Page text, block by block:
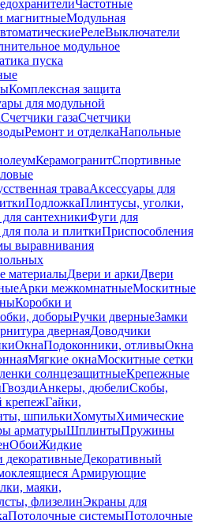
Частотные
магнитныеМодульная
РелеВыключатели
модульное
пуска
Комплексная защита
для модульной
Счетчики газаСчетчики
Ремонт и отделкаНапольные
КерамогранитСпортивные
траваАксессуары для
ПодложкаПлинтусы, уголки,
сантехникиФуги для
пола и плиткиПриспособления
выравнивания
материалыДвери и аркиДвери
Арки межкомнатныеМоскитные
Коробки и
доборыРучки дверныеЗамки
двернаяДоводчики
ОкнаПодоконники, отливыОкна
Мягкие окнаМоскитные сетки
солнцезащитныеКрепежные
ГвоздиАнкеры, дюбелиСкобы,
крепежГайки,
шпилькиХомутыХимические
арматурыШплинтыПружины
ОбоиЖидкие
декоративныеДекоративный
Армирующие
маяки,
флизелинЭкраны для
Потолочные системыПотолочные